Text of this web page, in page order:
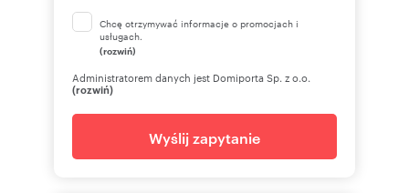
Chcę otrzymywać informacje o promocjach i
usługach.
(rozwiń)
Administratorem danych jest Domiporta Sp. z o.o.
(rozwiń)
Wyślij zapytanie